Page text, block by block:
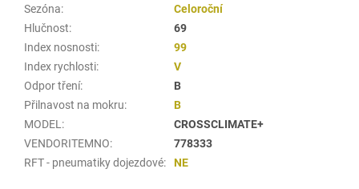
Sezóna:
Celoroční
Hlučnost:
69
Index nosnosti:
99
Index rychlosti:
V
Odpor tření:
B
Přilnavost na mokru:
B
MODEL :
CROSSCLIMATE+
VENDORITEMNO:
778333
RFT - pneumatiky dojezdové: NE